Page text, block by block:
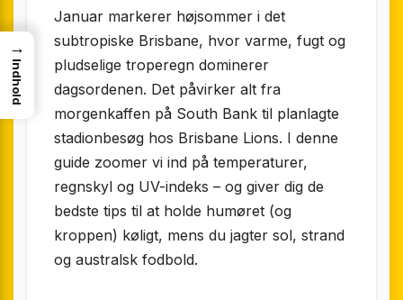
Januar markerer højsommer i det
subtropiske Brisbane, hvor varme, fugt og
pludselige troperegn dominerer
dagsordenen. Det påvirker alt fra
morgenkaffen på South Bank til planlagte
stadionbesøg hos Brisbane Lions. I denne
guide zoomer vi ind på temperaturer,
regnskyl og UV-indeks – og giver dig de
bedste tips til at holde humøret (og
kroppen) køligt, mens du jagter sol, strand
og australsk fodbold.
→
Indhold